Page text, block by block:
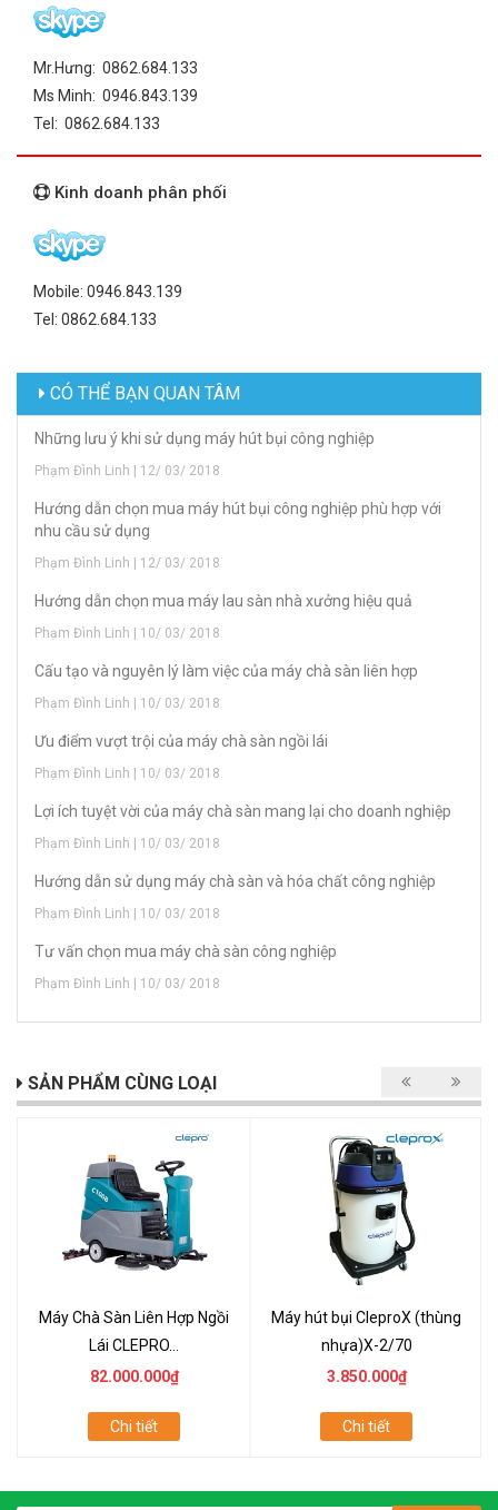
Mr.Hưng: 0862.684.133
Ms Minh: 0946.843.139
Tel: 0862.684.133
Kinh doanh phân phối
Mobile: 0946.843.139
Tel: 0862.684.133
CÓ THỂ BẠN QUAN TÂM
Những lưu ý khi sử dụng máy hút bụi công nghiệp
Phạm Đình Linh | 12/ 03/ 2018
Hướng dẫn chọn mua máy hút bụi công nghiệp phù hợp với
nhu cầu sử dụng
Phạm Đình Linh | 12/ 03/ 2018
Hướng dẫn chọn mua máy lau sàn nhà xưởng hiệu quả
Phạm Đình Linh | 10/ 03/ 2018
Cấu tạo và nguyên lý làm việc của máy chà sàn liên hợp
Phạm Đình Linh | 10/ 03/ 2018
Ưu điểm vượt trội của máy chà sàn ngồi lái
Phạm Đình Linh | 10/ 03/ 2018
Lợi ích tuyệt vời của máy chà sàn mang lại cho doanh nghiệp
Phạm Đình Linh | 10/ 03/ 2018
Hướng dẫn sử dụng máy chà sàn và hóa chất công nghiệp
Phạm Đình Linh | 10/ 03/ 2018
Tư vấn chọn mua máy chà sàn công nghiệp
Phạm Đình Linh | 10/ 03/ 2018
SẢN PHẨM CÙNG LOẠI
Máy Chà Sàn Liên Hợp Ngồi
Lái CLEPRO...
82.000.000₫
Chi tiết
Máy hút bụi CleproX (thùng
nhựa)X-2/70
3.850.000₫
Chi tiết